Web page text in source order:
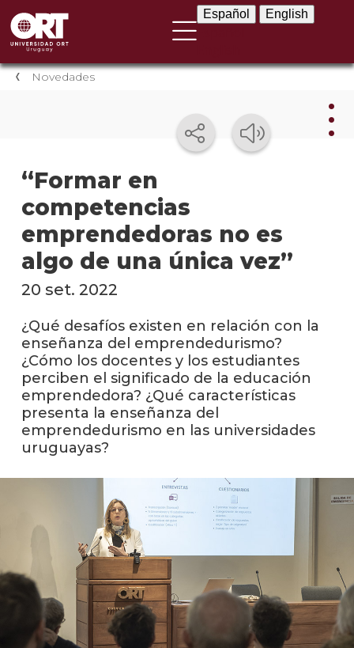
Español English
Novedades
“Formar en
competencias
emprendedoras no es
algo de una única vez”
20 set. 2022
¿Qué desafíos existen en relación con la
enseñanza del emprendedurismo?
¿Cómo los docentes y los estudiantes
perciben el significado de la educación
emprendedora? ¿Qué características
presenta la enseñanza del
emprendedurismo en las universidades
uruguayas?